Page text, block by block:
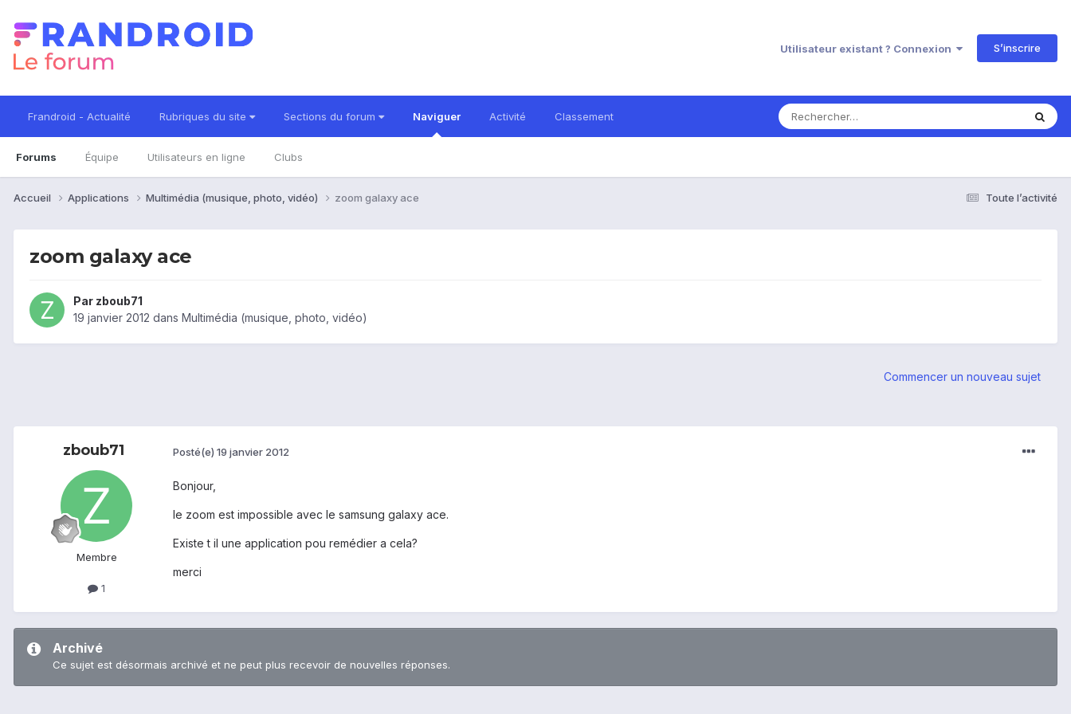
Utilisateur existant ? Connexion S’inscrire
Frandroid - Actualité Rubriques du site Sections du forum Naviguer
Forums Équipe Utilisateurs en ligne Clubs
Activité Classement
Toute l’activité
Accueil Applications Multimédia (musique, photo, vidéo) zoom galaxy ace
zoom galaxy ace
Par zboub71
19 janvier 2012 dans Multimédia (musique, photo, vidéo)
Commencer un nouveau sujet
zboub71
Membre
1
Posté(e) 19 janvier 2012
Bonjour,
le zoom est impossible avec le samsung galaxy ace.
Existe t il une application pou remédier a cela?
merci
Archivé
Ce sujet est désormais archivé et ne peut plus recevoir de nouvelles réponses.